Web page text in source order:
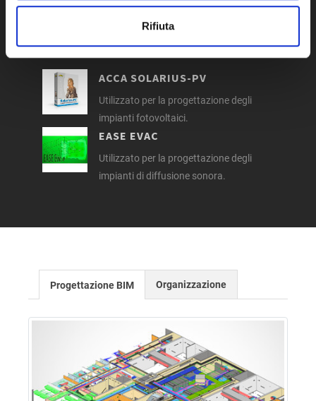
Rifiuta
Per ufficio: Word – Exel – Power Point –
Excel – Visio – Access – ecc.
ACCA SOLARIUS-PV
Utilizzato per la progettazione degli
impianti fotovoltaici.
EASE EVAC
Utilizzato per la progettazione degli
impianti di diffusione sonora.
Progettazione BIM Organizzazione